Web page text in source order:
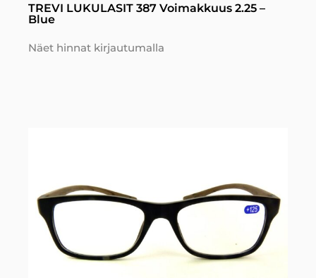
TREVI LUKULASIT 387 Voimakkuus 2.25 –
Blue
Näet hinnat kirjautumalla